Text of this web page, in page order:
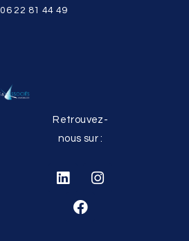
06 22 81 44 49
Retrouvez-
nous sur :